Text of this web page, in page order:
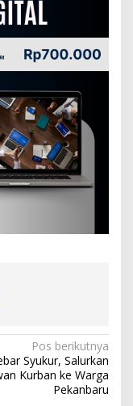
Pos berikutnya
Syukur, Salurkan
Kurban ke Warga
Pekanbaru